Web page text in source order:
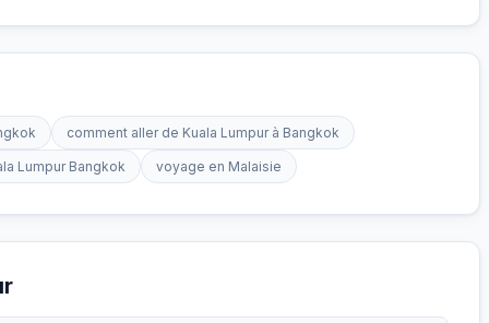
comment aller de Kuala Lumpur à Bangkok
Lumpur Bangkok voyage en Malaisie